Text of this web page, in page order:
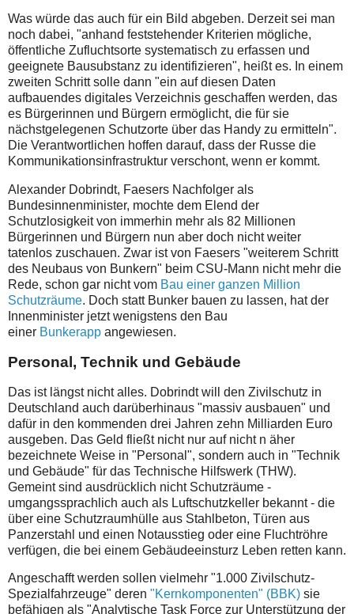
Was würde das auch für ein Bild abgeben. Derzeit sei man
noch dabei, "anhand feststehender Kriterien mögliche,
öffentliche Zufluchtsorte systematisch zu erfassen und
geeignete Bausubstanz zu identifizieren", heißt es. In einem
zweiten Schritt solle dann "ein auf diesen Daten
aufbauendes digitales Verzeichnis geschaffen werden, das
es Bürgerinnen und Bürgern ermöglicht, die für sie
nächstgelegenen Schutzorte über das Handy zu ermitteln".
Die Verantwortlichen hoffen darauf, dass der Russe die
Kommunikationsinfrastruktur verschont, wenn er kommt.
Alexander Dobrindt, Faesers Nachfolger als
Bundesinnenminister, mochte dem Elend der
Schutzlosigkeit von immerhin mehr als 82 Millionen
Bürgerinnen und Bürgern nun aber doch nicht weiter
tatenlos zuschauen. Zwar ist von Faesers "weiterem Schritt
des Neubaus von Bunkern" beim CSU-Mann nicht mehr die
Rede, schon gar nicht vom Bau einer ganzen Million
Schutzräume. Doch statt Bunker bauen zu lassen, hat der
Innenminister jetzt wenigstens den Bau
einer Bunkerapp angewiesen.
Personal, Technik und Gebäude
Das ist längst nicht alles. Dobrindt will den Zivilschutz in
Deutschland auch darüberhinaus "massiv ausbauen" und
dafür in den kommenden drei Jahren zehn Milliarden Euro
ausgeben. Das Geld fließt nicht nur auf nicht n äher
bezeichnete Weise in "Personal", sondern auch in "Technik
und Gebäude" für das Technische Hilfswerk (THW).
Gemeint sind ausdrücklich nicht Schutzräume -
umgangssprachlich auch als Luftschutzkeller bekannt - die
über eine Schutzraumhülle aus Stahlbeton, Türen aus
Panzerstahl und einen Notausstieg oder eine Fluchtröhre
verfügen, die bei einem Gebäudeeinsturz Leben retten kann.
Angeschafft werden sollen vielmehr "1.000 Zivilschutz-
Spezialfahrzeuge" deren "Kernkomponenten" (BBK) sie
befähigen als "Analytische Task Force zur Unterstützung der